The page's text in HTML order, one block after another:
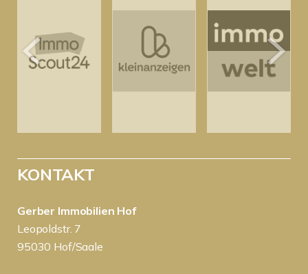
KONTAKT
Gerber Immobilien Hof
Leopoldstr. 7
95030 Hof/Saale